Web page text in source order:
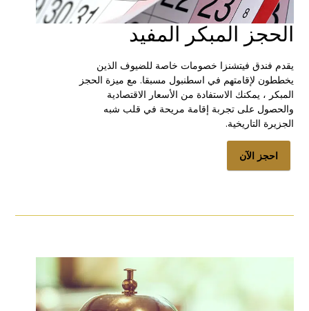
الحجز المبكر المفيد
يقدم فندق فيتشنزا خصومات خاصة للضيوف الذين
يخططون لإقامتهم في اسطنبول مسبقا. مع ميزة الحجز
المبكر ، يمكنك الاستفادة من الأسعار الاقتصادية
والحصول على تجربة إقامة مريحة في قلب شبه
الجزيرة التاريخية.
احجز الآن